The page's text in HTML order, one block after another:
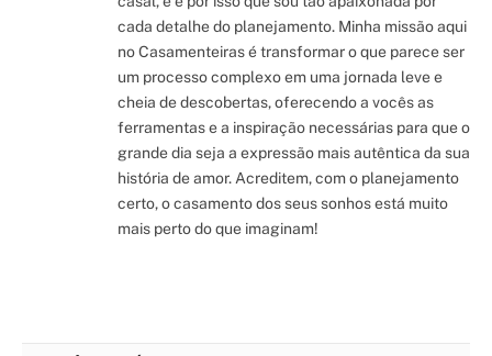
cada detalhe do planejamento. Minha missão aqui
no Casamenteiras é transformar o que parece ser
um processo complexo em uma jornada leve e
cheia de descobertas, oferecendo a vocês as
ferramentas e a inspiração necessárias para que o
grande dia seja a expressão mais autêntica da sua
história de amor. Acreditem, com o planejamento
certo, o casamento dos seus sonhos está muito
mais perto do que imaginam!